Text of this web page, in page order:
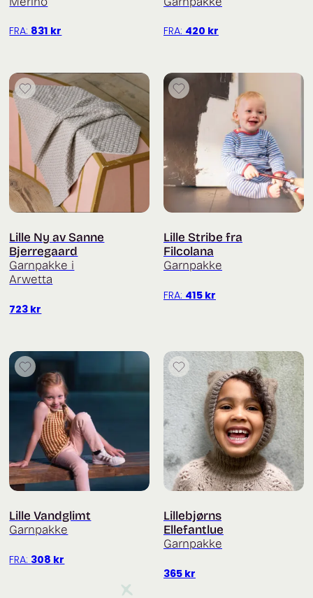
FRA: 831 kr FRA: 420 kr
Lille Ny av Sanne
Bjerregaard
Garnpakke i
Arwetta
723 kr
Lille Stribe fra
Filcolana
Garnpakke
FRA: 415 kr
Lille Vandglimt
Garnpakke
FRA: 308 kr
Lillebjørns
Ellefantlue
Garnpakke
365 kr